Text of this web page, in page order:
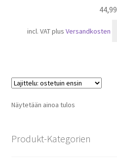
44,99
incl. VATplusVersandkosten
Näytetään ainoa tulos
Produkt-Kategorien